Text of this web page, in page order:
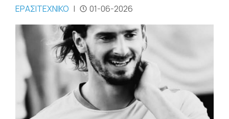
ΕΡΑΣΙΤΕΧΝΙΚΟ | 01-06-2026